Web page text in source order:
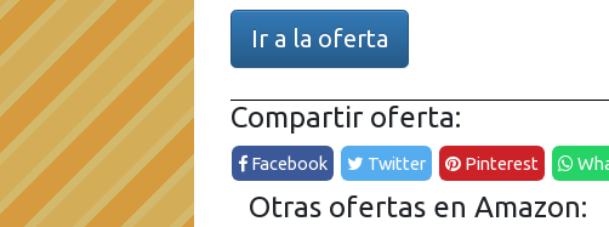
Ir a la oferta
Compartir oferta:
Facebook Twitter Pinterest
Otras ofertas en Amazon: